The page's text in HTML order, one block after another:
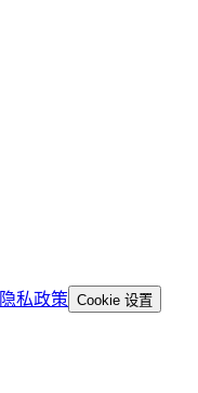
隐私政策 Cookie 设置